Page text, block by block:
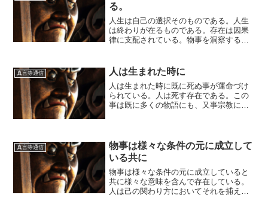
る。
人生は自己の選択そのものである。人生
は終わりが在るものである。存在は因果
律に支配されている。物事を洞察する時
幻を重ね合わせるがごとき人生の事柄、
人が決め得る事には確かな...
真言寺通信 人は生まれた時に
人は生まれた時に既に死ぬ事が運命づけ
られている。人は死す存在である。この
事は既に多くの物語にも、又事宗教にお
後に残す子孫に後の世に文...
真言寺通信
物事は様々な条件の元に成立して
いる共に
物事は様々な条件の元に成立していると
共に様々な意味を含んで存在している。
人は己の関わり方においてそれを捕え意